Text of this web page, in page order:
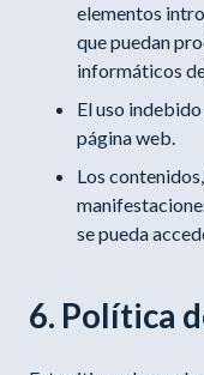
elementos
que puedan
informáticos
El uso
página web.
Los
se pueda
6. Política